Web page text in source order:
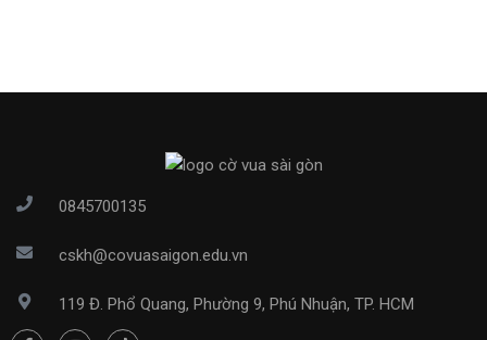
0845700135
cskh@covuasaigon.edu.vn
119 Đ. Phổ Quang, Phường 9, Phú Nhuận, TP. HCM